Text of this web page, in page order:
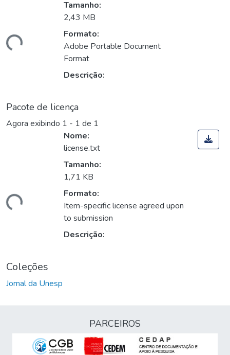
Tamanho:
2,43 MB
Formato:
Adobe Portable Document
Format
Descrição:
Pacote de licença
Agora exibindo 1 - 1 de 1
Nome:
license.txt
Tamanho:
1,71 KB
Formato:
Item-specific license agreed upon
to submission
Descrição:
Coleções
Jornal da Unesp
PARCEIROS